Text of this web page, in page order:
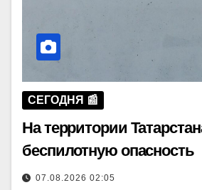
СЕГОДНЯ 📰
На территории
беспилотную опасность
07.08.2026 02:05